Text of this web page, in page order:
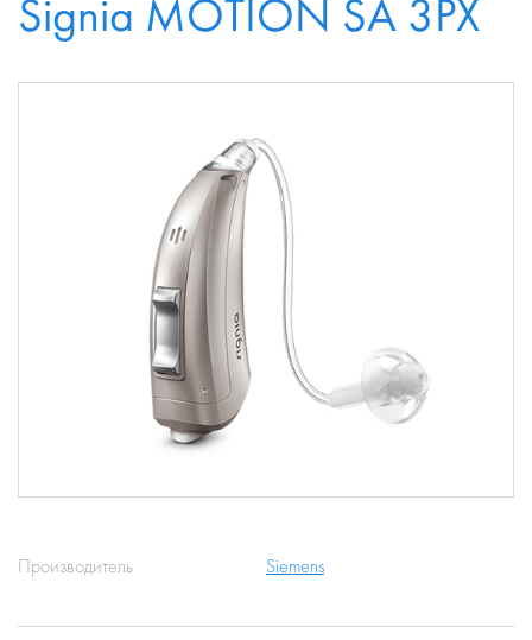
Signia MOTION SA 3PX
Производитель Siemens